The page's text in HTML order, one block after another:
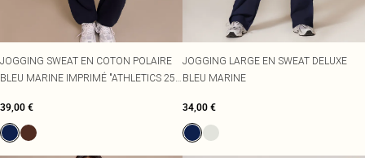
JOGGING SWEAT EN COTON POLAIRE
BLEU MARINE IMPRIMÉ "ATHLETICS 25"
39,00 €
JOGGING LARGE EN SWEAT DELUXE
BLEU MARINE
34,00 €